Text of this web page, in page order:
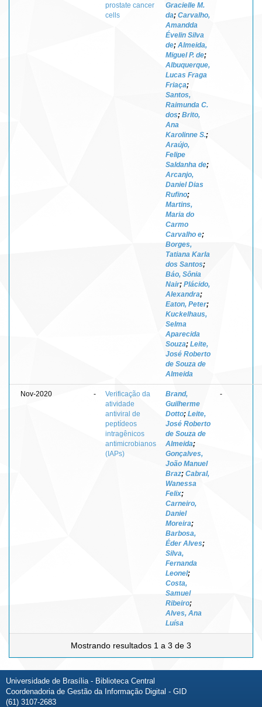
prostate cancer
cells
Gracielle M.
da; Carvalho,
Amandda
Évelin Silva
de; Almeida,
Miguel P. de;
Albuquerque,
Lucas Fraga
Friaça;
Santos,
Raimunda C.
dos; Brito,
Ana
Karolinne S.;
Araújo,
Felipe
Saldanha de;
Arcanjo,
Daniel Dias
Rufino;
Martins,
Maria do
Carmo
Carvalho e;
Borges,
Tatiana Karla
dos Santos;
Báo, Sônia
Nair; Plácido,
Alexandra;
Eaton, Peter;
Kuckelhaus,
Selma
Aparecida
Souza; Leite,
José Roberto
de Souza de
Almeida
Nov-2020 -
Verificação da
atividade
antiviral de
peptídeos
intragênicos
antimicrobianos
(IAPs)
Brand,
Guilherme
Dotto; Leite,
José Roberto
de Souza de
Almeida;
Gonçalves,
João Manuel
Braz; Cabral,
Wanessa
Felix;
Carneiro,
Daniel
Moreira;
Barbosa,
Éder Alves;
Silva,
Fernanda
Leonel;
Costa,
Samuel
Ribeiro;
Alves, Ana
Luísa
-
Mostrando resultados 1 a 3 de 3
Universidade de Brasília - Biblioteca Central
Coordenadoria de Gestão da Informação Digital - GID
(61) 3107-2683